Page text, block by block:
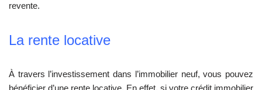
revente.
La rente locative
À travers l’investissement dans l’immobilier neuf, vous pouvez
bénéficier d’une rente locative. En effet, si votre crédit immobilier